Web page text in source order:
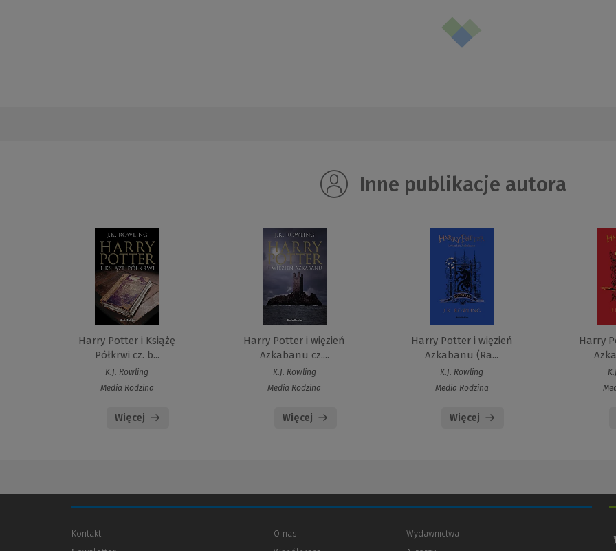
Inne publikacje autora
Harry Potter i Książę
Półkrwi cz. b...
K.J. Rowling
Media Rodzina
Więcej
Harry Potter i więzień
Azkabanu cz....
K.J. Rowling
Media Rodzina
Więcej
Harry Potter i więzień
Azkabanu (Ra...
K.J. Rowling
Media Rodzina
Więcej
Harry
Kontakt
O nas
Wydawnictwa